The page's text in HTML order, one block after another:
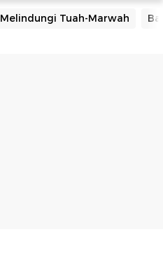
Melindungi Tuah-Marwah